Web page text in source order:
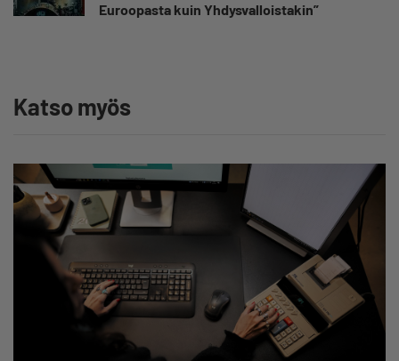
Euroopasta kuin Yhdysvalloistakin”
Katso myös